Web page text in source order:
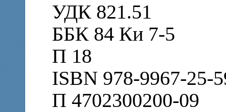
УДК 821.51
ББК 84 Ки 7-5
П 18
ISBN 978-9967-25-
П 4702300200-09